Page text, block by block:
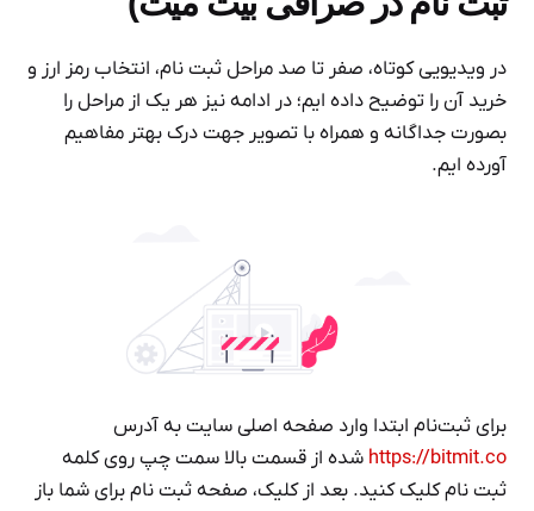
در ویدیویی کوتاه، صفر تا صد مراحل ثبت نام، انتخاب رمز ارز و
خرید آن را توضیح داده ایم؛ در ادامه نیز هر یک از مراحل را
بصورت جداگانه و همراه با تصویر جهت درک بهتر مفاهیم
آورده ایم.
برای ثبت‌نام ابتدا وارد صفحه اصلی سایت به آدرس
https://bitmit.co شده از قسمت بالا سمت چپ روی کلمه
ثبت نام کلیک کنید. بعد از کلیک، صفحه ثبت نام برای شما باز